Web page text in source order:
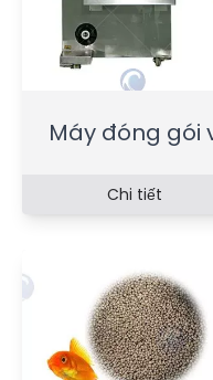
Máy đóng gói
Chi tiết